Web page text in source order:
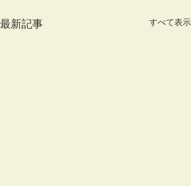
最新記事 すべて表示